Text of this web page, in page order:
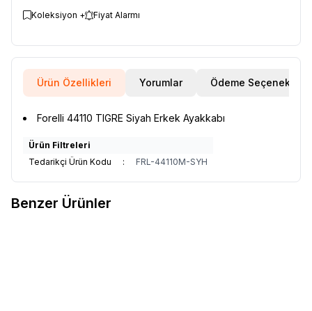
Koleksiyon + Fiyat Alarmı
Ürün Özellikleri Yorumlar Ödeme Seçenekleri
Forelli 44110 TIGRE Siyah Erkek Ayakkabı
Ürün Filtreleri
Tedarikçi Ürün Kodu
: FRL-44110M-SYH
Benzer Ürünler